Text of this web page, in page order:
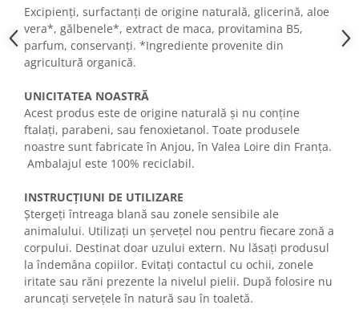
Excipienți, surfactanți de origine naturală, glicerină, aloe
vera*, gălbenele*, extract de maca, provitamina B5,
parfum, conservanți. *Ingrediente provenite din
agricultură organică.
UNICITATEA NOASTRĂ
Acest produs este de origine naturală și nu conține
ftalați, parabeni, sau fenoxietanol. Toate produsele
noastre sunt fabricate în Anjou, în Valea Loire din Franța.
Ambalajul este 100% reciclabil.
INSTRUCȚIUNI DE UTILIZARE
Ștergeți întreaga blană sau zonele sensibile ale
animalului. Utilizați un șervețel nou pentru fiecare zonă a
corpului. Destinat doar uzului extern. Nu lăsați produsul
la îndemâna copiilor. Evitați contactul cu ochii, zonele
iritate sau răni prezente la nivelul pielii. După folosire nu
aruncați servețele în natură sau în toaletă.